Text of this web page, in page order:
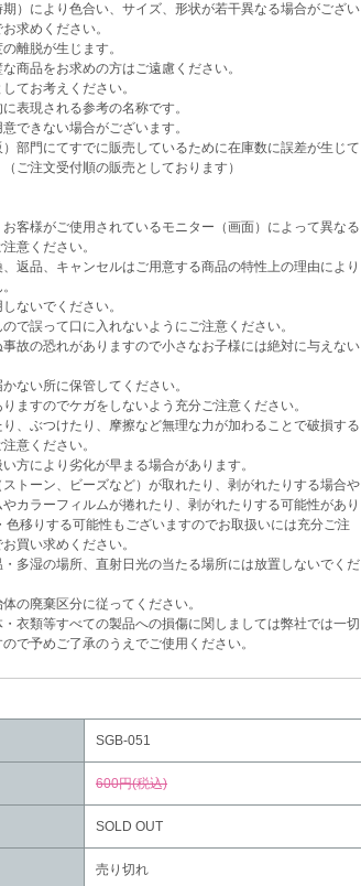
により色合い、サイズ、形状が若干異なる場合がござい
めください。
離脱が生じます。
商品をお求めの方はご遠慮ください。
てお考えください。
表現される参考の名称です。
できない場合がございます。
門にてすでに販売しているために在庫数に誤差が生じて
注文受付順の販売としております）
客様がご使用されているモニター（画面）によって異なる
意ください。
返品、キャンセルはご用意する商品の特性上の理由により
ないでください。
で誤って口に入れないようにご注意ください。
故の恐れがありますので小さなお子様には絶対に与えない
ない所に保管してください。
ますのでケガをしないよう充分ご注意ください。
、ぶつけたり、摩擦など無理な力が加わることで破損する
意ください。
方により劣化が早まる場合があります。
トーン、ビーズなど）が取れたり、剥がれたりする場合や
ラーフィルムが捲れたり、剥がれたりする可能性があり
移りする可能性もございますのでお取扱いには充分ご注
い求めください。
多湿の場所、直射日光の当たる場所には放置しないでくだ
の廃棄区分に従ってください。
衣類等すべての製品への損傷に関しましては弊社では一切
予めご了承のうえでご使用ください。
SGB-051
600円(税込)
SOLD OUT
売り切れ